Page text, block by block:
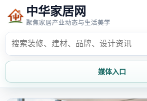
中华家居网
聚焦家居产业动态与生活美学
媒体入口